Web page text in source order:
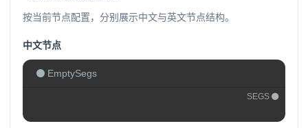
按当前节点配置，分别展示中文与英文节点结构。
中文节点
EmptySegs
SEGS